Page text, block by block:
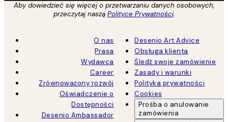
Aby dowiedzieć się więcej o przetwarzaniu danych osobowych,
przeczytaj naszą Polityce Prywatności.
O nas
Prasa
Wydawca
Career
Zrównoważony rozwój
Oświadczenie o
Dostępności
Desenio Ambassador
Desenio Art Advice
Obsługa klienta
Śledź swoje zamówienie
Zasady i warunki
Polityka prywatności
Cookies
Prośba o anulowanie
zamówienia